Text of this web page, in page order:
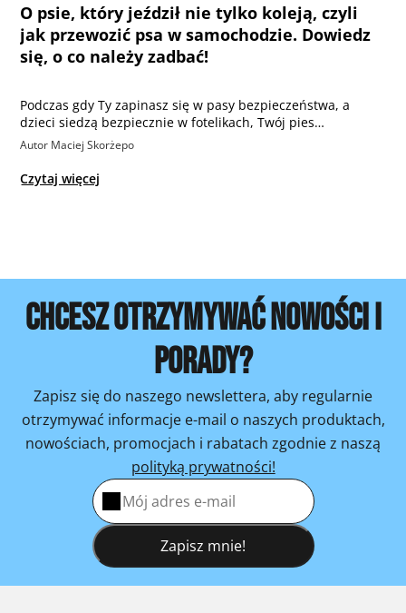
O psie, który jeździł nie tylko koleją, czyli
jak przewozić psa w samochodzie. Dowiedz
się, o co należy zadbać!
Podczas gdy Ty zapinasz się w pasy bezpieczeństwa, a
dzieci siedzą bezpiecznie w fotelikach, Twój pies…
Autor Maciej Skorżepo
Czytaj więcej
CHCESZ OTRZYMYWAĆ NOWOŚCI I
PORADY?
Zapisz się do naszego newslettera, aby regularnie
otrzymywać informacje e-mail o naszych produktach,
nowościach, promocjach i rabatach zgodnie z naszą
polityką prywatności!
Zapisz mnie!